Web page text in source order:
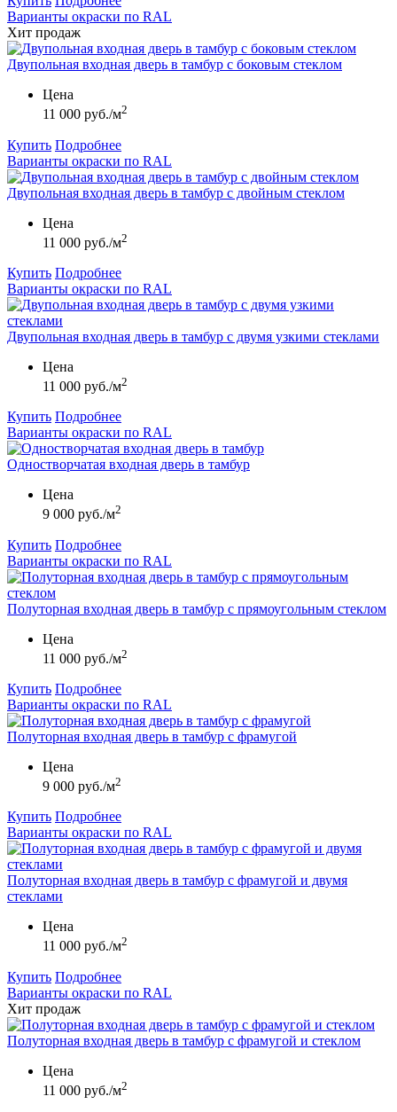
Варианты окраски по RAL
Хит продаж
Двупольная входная дверь в тамбур с боковым стеклом
Цена
11 000 руб./м2
Купить Подробнее
Варианты окраски по RAL
Двупольная входная дверь в тамбур с двойным стеклом
Цена
11 000 руб./м2
Купить Подробнее
Варианты окраски по RAL
Двупольная входная дверь в тамбур с двумя узкими стеклами
Цена
11 000 руб./м2
Купить Подробнее
Варианты окраски по RAL
Одностворчатая входная дверь в тамбур
Цена
9 000 руб./м2
Купить Подробнее
Варианты окраски по RAL
Полуторная входная дверь в тамбур с прямоугольным стеклом
Цена
11 000 руб./м2
Купить Подробнее
Варианты окраски по RAL
Полуторная входная дверь в тамбур с фрамугой
Цена
9 000 руб./м2
Купить Подробнее
Варианты окраски по RAL
Полуторная входная дверь в тамбур с фрамугой и двумя
стеклами
Цена
11 000 руб./м2
Купить Подробнее
Варианты окраски по RAL
Хит продаж
Полуторная входная дверь в тамбур с фрамугой и стеклом
Цена
11 000 руб./м2